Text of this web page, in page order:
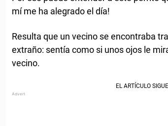
mí me ha alegrado el día!
Resulta que un vecino se encontraba
extraño: sentía como si unos ojos le
vecino.